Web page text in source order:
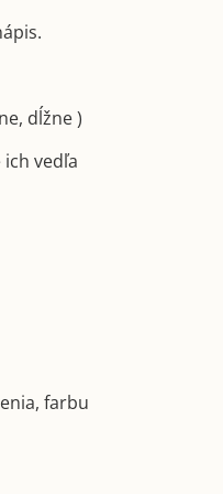
dĺžne )
vedľa
farbu